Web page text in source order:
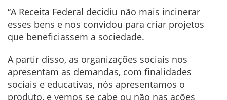
“A Receita Federal decidiu não mais incinerar
esses bens e nos convidou para criar projetos
que beneficiassem a sociedade.
A partir disso, as organizações sociais nos
apresentam as demandas, com finalidades
sociais e educativas, nós apresentamos o
produto, e vemos se cabe ou não nas ações